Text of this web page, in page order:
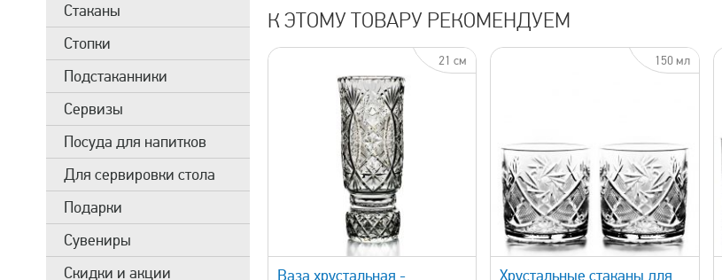
Стаканы
Стопки
Подстаканники
Сервизы
Посуда для напитков
Для сервировки стола
Подарки
Сувениры
Скидки и акции
К ЭТОМУ ТОВАРУ РЕКОМЕНДУЕМ
21 см
быстрый просмотр
Ваза хрустальная -
150 мл
быстрый просмотр
Хрустальные стаканы для
быстрый просмотр